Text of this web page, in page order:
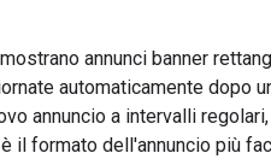
annunci banner
automaticamente dopo
annuncio a intervalli
il formato dell'annuncio più